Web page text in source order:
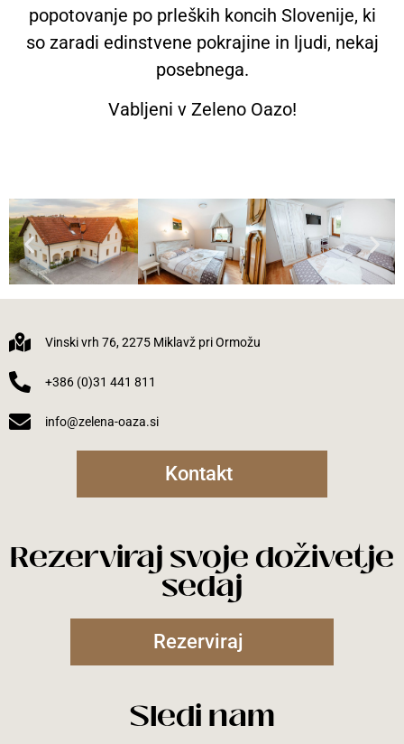
popotovanje po prleških koncih Slovenije, ki
so zaradi edinstvene pokrajine in ljudi, nekaj
posebnega.
Vabljeni v Zeleno Oazo!
Vinski vrh 76, 2275 Miklavž pri Ormožu
+386 (0)31 441 811
info@zelena-oaza.si
Kontakt
Rezerviraj svoje doživetje
sedaj
Rezerviraj
Sledi nam